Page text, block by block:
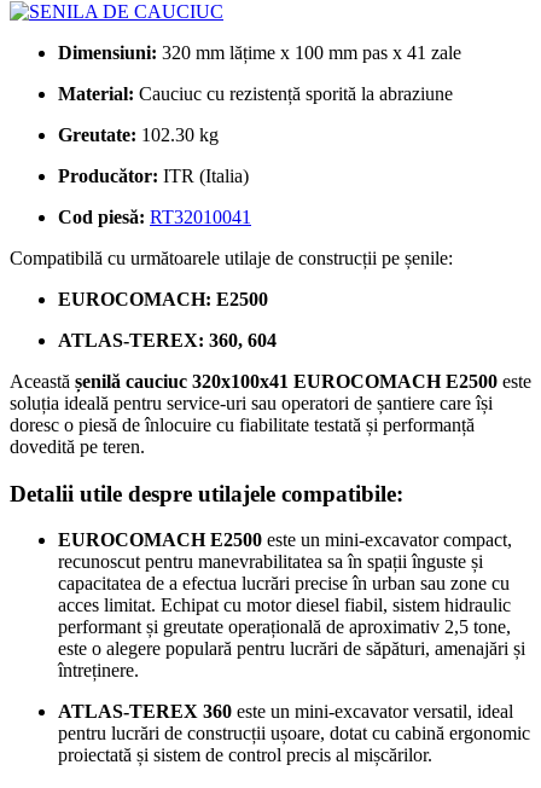
Dimensiuni: 320 mm lățime x 100 mm pas x 41 zale
Material: Cauciuc cu rezistență sporită la abraziune
Greutate: 102.30 kg
Producător: ITR (Italia)
Cod piesă: RT32010041
Compatibilă cu următoarele utilaje de construcții pe șenile:
EUROCOMACH: E2500
ATLAS-TEREX: 360, 604
Această șenilă cauciuc 320x100x41 EUROCOMACH E2500 este
soluția ideală pentru service-uri sau operatori de șantiere care își
doresc o piesă de înlocuire cu fiabilitate testată și performanță
dovedită pe teren.
Detalii utile despre utilajele compatibile:
EUROCOMACH E2500 este un mini-excavator compact,
recunoscut pentru manevrabilitatea sa în spații înguste și
capacitatea de a efectua lucrări precise în urban sau zone cu
acces limitat. Echipat cu motor diesel fiabil, sistem hidraulic
performant și greutate operațională de aproximativ 2,5 tone,
este o alegere populară pentru lucrări de săpături, amenajări și
întreținere.
ATLAS-TEREX 360 este un mini-excavator versatil, ideal
pentru lucrări de construcții ușoare, dotat cu cabină ergonomic
proiectată și sistem de control precis al mișcărilor.